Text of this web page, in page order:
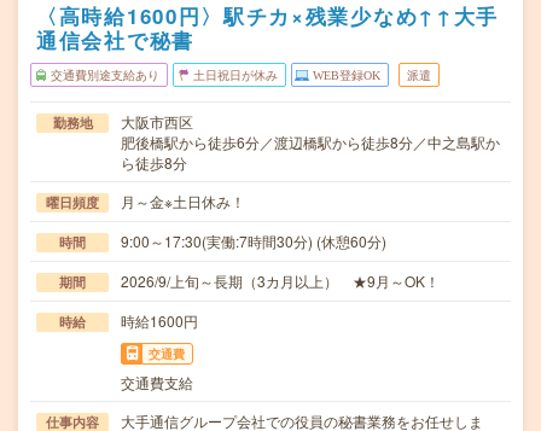
〈高時給1600円〉駅チカ×残業少なめ↑↑大手
通信会社で秘書
交通費別途支給あり 土日祝日が休み WEB登録OK 派遣
勤務地
大阪市西区
肥後橋駅から徒歩6分／渡辺橋駅から徒歩8分／中之島駅か
ら徒歩8分
曜日頻度 月～金※土日休み！
時間 9:00～17:30(実働:7時間30分) (休憩60分)
期間 2026/9/上旬～長期（3カ月以上） ★9月～OK！
時給 時給1600円
交通費
交通費支給
仕事内容
大手通信グループ会社での役員の秘書業務をお任せしま